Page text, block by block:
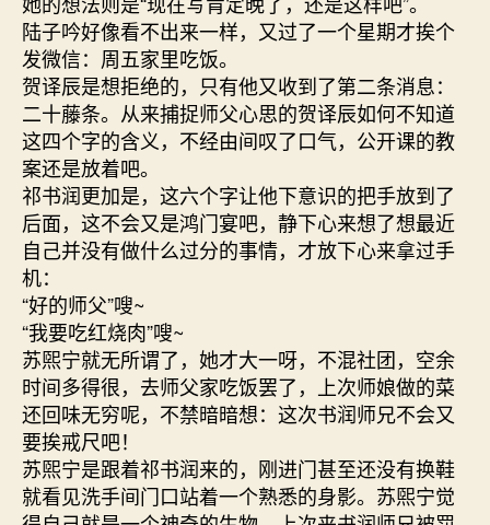
陆子吟好像看不出来一样，又过了一个星期才挨个
发微信：周五家里吃饭。
贺译辰是想拒绝的，只有他又收到了第二条消息：
二十藤条。从来捕捉师父心思的贺译辰如何不知道
这四个字的含义，不经由间叹了口气，公开课的教
案还是放着吧。
祁书润更加是，这六个字让他下意识的把手放到了
后面，这不会又是鸿门宴吧，静下心来想了想最近
自己并没有做什么过分的事情，才放下心来拿过手
机：
“好的师父”嗖~
“我要吃红烧肉”嗖~
苏煕宁就无所谓了，她才大一呀，不混社团，空余
时间多得很，去师父家吃饭罢了，上次师娘做的菜
还回味无穷呢，不禁暗暗想：这次书润师兄不会又
要挨戒尺吧！
苏煕宁是跟着祁书润来的，刚进门甚至还没有换鞋
就看见洗手间门口站着一个熟悉的身影。苏煕宁觉